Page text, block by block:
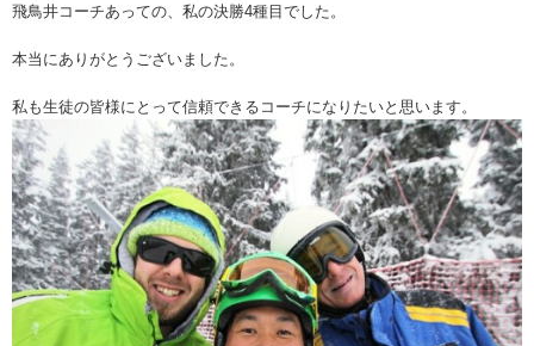
飛鳥井コーチあっての、私の決勝4種目でした。
本当にありがとうございました。
私も生徒の皆様にとって信頼できるコーチになりたいと思います。